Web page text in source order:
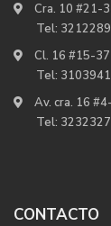
Cra. 10 #21-
Tel:
Cl. 16 #15-
Tel:
Av. cra. 16
Tel:
CONTACTO